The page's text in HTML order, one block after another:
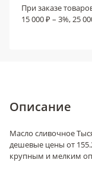
При заказе
15 000 ₽ – 3%, 25
Описание
Масло сливочное
дешевые цены от
крупным и мелким